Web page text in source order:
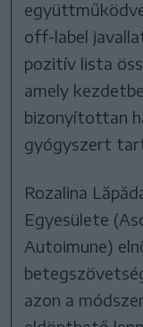
off-label
pozitív lista
amely
bizonyítottan
gyógyszert
Rozalina
Egyesülete
Autoimune)
azon a